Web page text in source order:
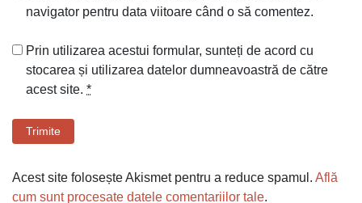
navigator pentru data viitoare când o să comentez.
Prin utilizarea acestui formular, sunteți de acord cu
stocarea și utilizarea datelor dumneavoastră de către
acest site. *
Trimite
Acest site folosește Akismet pentru a reduce spamul. Află
cum sunt procesate datele comentariilor tale.